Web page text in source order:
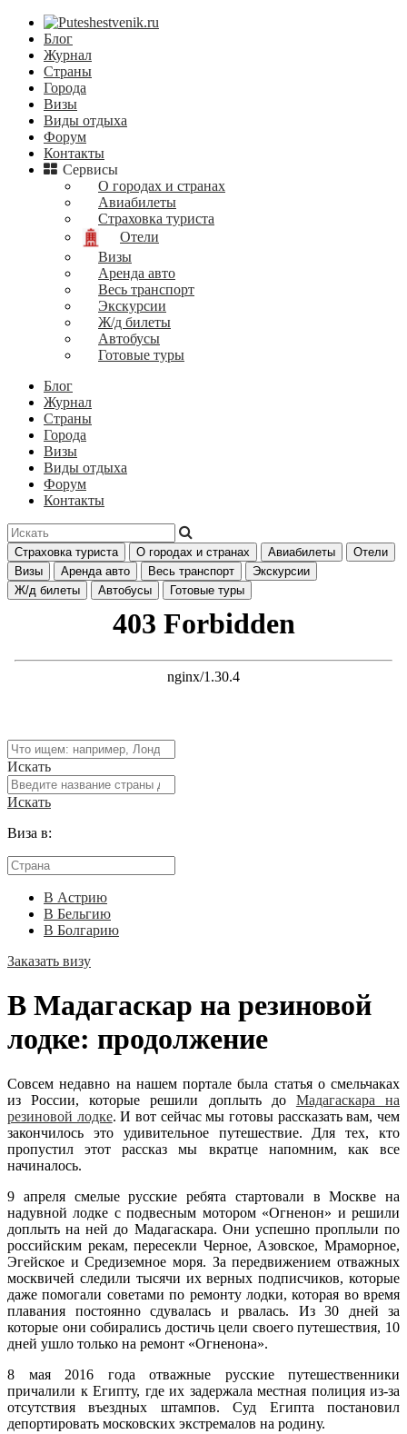
Блог
Журнал
Страны
Города
Визы
Виды отдыха
Форум
Контакты
Сервисы
О городах и странах
Авиабилеты
Страховка туриста
Отели
Визы
Аренда авто
Весь транспорт
Экскурсии
Ж/д билеты
Автобусы
Готовые туры
Блог
Журнал
Страны
Города
Визы
Виды отдыха
Форум
Контакты
Страховка туриста О городах и странах Авиабилеты
Отели
Визы
Аренда авто Весь транспорт
Экскурсии
Ж/д билеты
Автобусы Готовые туры
Искать
Искать
Виза в:
В Астрию
В Бельгию
В Болгарию
Заказать визу
В Мадагаскар на резиновой
лодке: продолжение
Совсем недавно на нашем портале была статья о смельчаках
из России, которые решили доплыть до Мадагаскара на
резиновой лодке. И вот сейчас мы готовы рассказать вам, чем
закончилось это удивительное путешествие. Для тех, кто
пропустил этот рассказ мы вкратце напомним, как все
начиналось.
9 апреля смелые русские ребята стартовали в Москве на
надувной лодке с подвесным мотором «Огненон» и решили
доплыть на ней до Мадагаскара. Они успешно проплыли по
российским рекам, пересекли Черное, Азовское, Мраморное,
Эгейское и Средиземное моря. За передвижением отважных
москвичей следили тысячи их верных подписчиков, которые
даже помогали советами по ремонту лодки, которая во время
плавания постоянно сдувалась и рвалась. Из 30 дней за
которые они собирались достичь цели своего путешествия, 10
дней ушло только на ремонт «Огненона».
8 мая 2016 года отважные русские путешественники
причалили к Египту, где их задержала местная полиция из-за
отсутствия въездных штампов. Суд Египта постановил
депортировать московских экстремалов на родину.